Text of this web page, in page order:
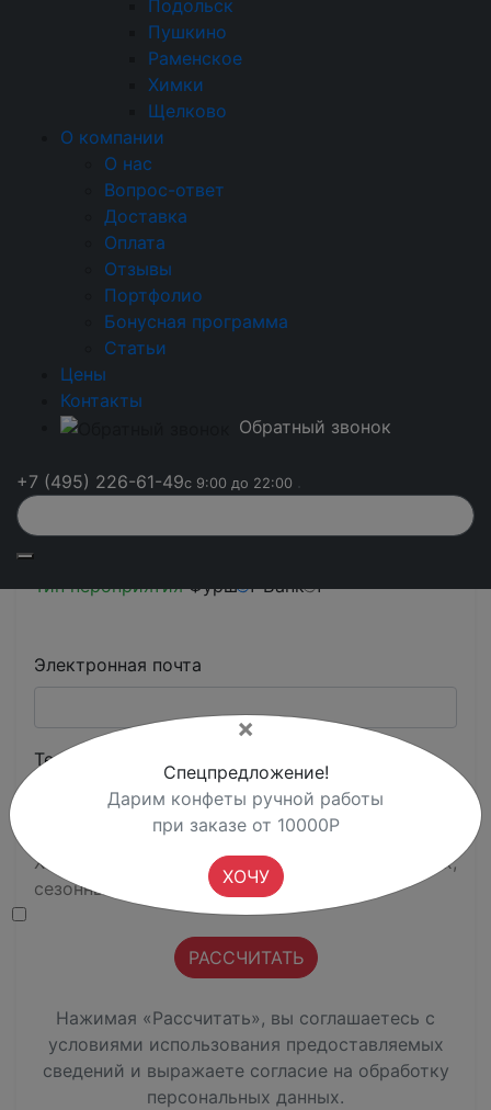
Подольск
Пушкино
Раменское
Химки
Щелково
О компании
О нас
Вопрос-ответ
Доставка
Оплата
Отзывы
Портфолио
Бонусная программа
Статьи
Цены
Контакты
Обратный звонок
+7 (495) 226-61-49с 9:00 до 22:00
выход и стоимость на одного гостя
21 000
общая стоимость
Калькулятор банкета
(ДО 5 000 ЧЕЛОВЕК)
ДЛИТЕЛЬНОСТЬ
Горячие блюда
Десерты
Напитки Вода Напитки
Тип пероприятия Фуршет Банкет
Электронная почта
Телефон
Хочу первым узнавать о персональных скидках,
сезонных меню и закрытых акциях.
Нажимая «Рассчитать», вы соглашаетесь с
условиями использования предоставляемых
сведений и выражаете согласие на обработку
персональных данных.
×
Спецпредложение!
Дарим конфеты ручной работы
при заказе от 10000Р
ХОЧУ